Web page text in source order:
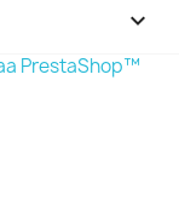
keyboard_arrow_down
PrestaShop™